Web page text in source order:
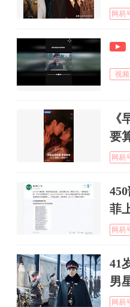
网易
视频
要
网易
菲
网易
41
男
网易